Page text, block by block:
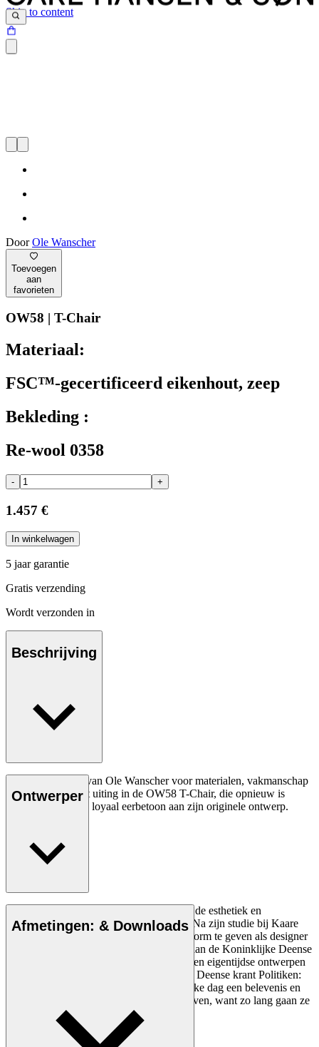
Skip to content
DoorOle Wanscher
Toevoegen
aan
favorieten
OW58 | T-Chair
Materiaal:
FSC™-gecertificeerd eikenhout, zeep
Bekleding :
Re-wool 0358
- +
1.457 €
In winkelwagen
5 jaar garantie
Gratis verzending
Wordt verzonden in
Beschrijving
Het diepe respect van Ole Wanscher voor materialen, vakmanschap
en functie komt tot uiting in de OW58 T-Chair, die opnieuw is
uitgebracht als een loyaal eerbetoon aan zijn originele ontwerp.
Ontwerper
Ole Wanscher was van vitaal belang voor de esthetiek en
functionaliteit van modern Deens design. Na zijn studie bij Kaare
Klint hielp hij het Deense meubeldesign vorm te geven als designer
en als docent toen hij Klints professoraat aan de Koninklijke Deense
Academie overnam. Wanschers klassieke en eigentijdse ontwerpen
maakten hem populair. In 1958 schreef de Deense krant Politiken:
“Het bezitten van een Wanscher stoel is elke dag een belevenis en
dat zal nog enkele honderden jaren zo blijven, want zo lang gaan ze
Maak kennis met Ole Wanscher
Afmetingen: & Downloads